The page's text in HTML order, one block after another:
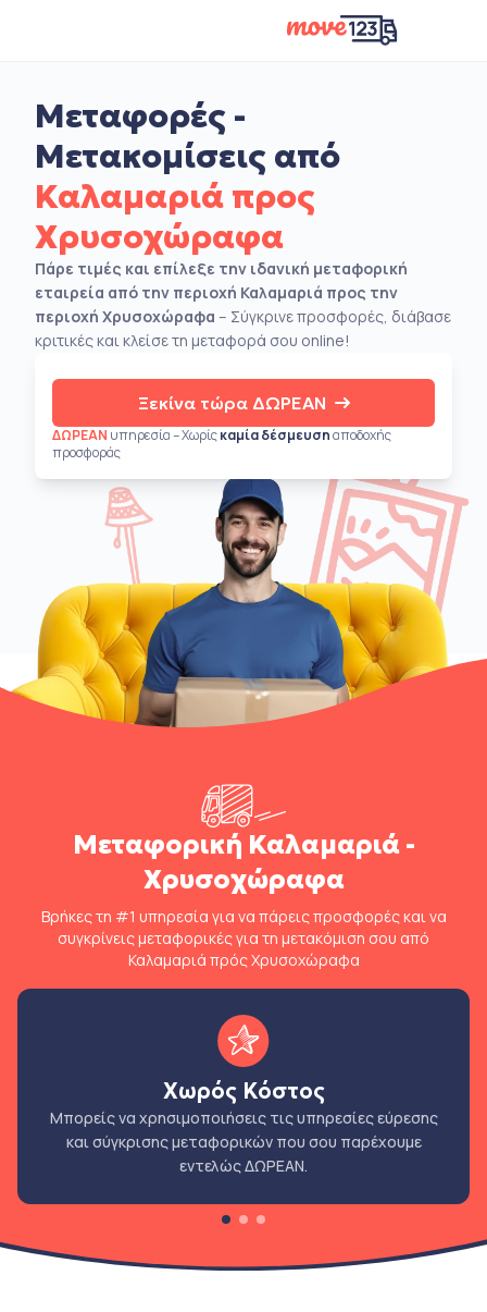
Μεταφορές -
Μετακομίσεις από
Καλαμαριά προς
Χρυσοχώραφα
Πάρε τιμές και επίλεξε την ιδανική μεταφορική
εταιρεία από την περιοχή Καλαμαριά προς την
περιοχή Χρυσοχώραφα – Σύγκρινε προσφορές, διάβασε
κριτικές και κλείσε τη μεταφορά σου online!
Ξεκίνα τώρα ΔΩΡΕΑΝ
ΔΩΡΕΑΝ υπηρεσία – Χωρίςκαμία δέσμευσηαποδοχής
προσφοράς
Μεταφορική Καλαμαριά -
Χρυσοχώραφα
Βρήκες τη #1 υπηρεσία για να πάρεις προσφορές και να
συγκρίνεις μεταφορικές για τη μετακόμιση σου από
Καλαμαριά πρός Χρυσοχώραφα
Χωρός Κόστος
Μπορείς να χρησιμοποιήσεις τις υπηρεσίες εύρεσης
και σύγκρισης μεταφορικών που σου παρέχουμε
εντελώς ΔΩΡΕΑΝ.